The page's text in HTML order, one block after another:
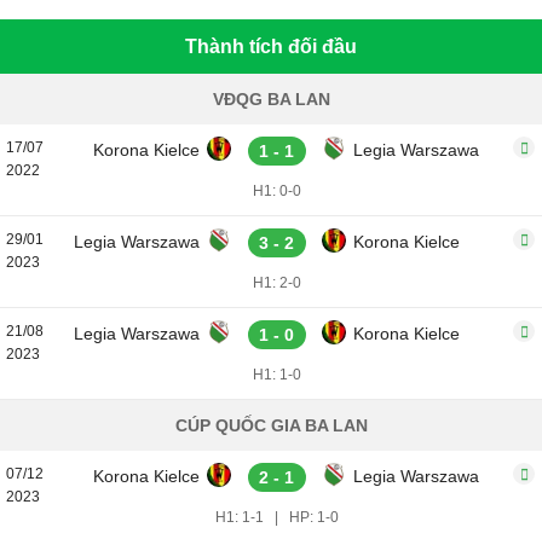
Thành tích đối đầu
VĐQG BA LAN
17/07
2022
Korona Kielce 1 - 1 Legia Warszawa
H1: 0-0
29/01
2023
Legia Warszawa 3 - 2 Korona Kielce
H1: 2-0
21/08
2023
Legia Warszawa 1 - 0 Korona Kielce
H1: 1-0
CÚP QUỐC GIA BA LAN
07/12
2023
Korona Kielce 2 - 1 Legia Warszawa
H1: 1-1 HP: 1-0